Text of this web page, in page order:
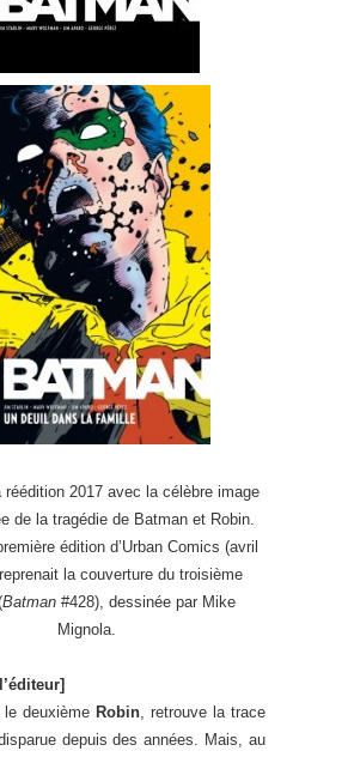
réédition 2017 avec la célèbre image
de la tragédie de Batman et Robin.
édition d’Urban Comics (avril
la couverture du troisième
Batman#428), dessinée par Mike
Mignola.
le deuxième Robin, retrouve la trace
depuis des années. Mais, au